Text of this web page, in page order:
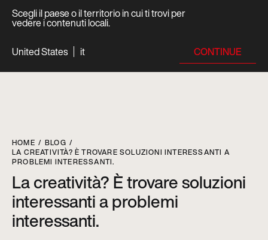
Scegli il paese o il territorio in cui ti trovi per
vedere i contenuti locali.
United States
it CONTINUE
HOME
BLOG
LA CREATIVITÀ? È TROVARE SOLUZIONI INTERESSANTI A
PROBLEMI INTERESSANTI.
La creatività? È trovare soluzioni
interessanti a problemi
interessanti.